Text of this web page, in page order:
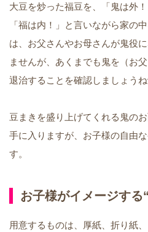
大豆を炒った福豆を、「鬼は外
「福は内！」と言いながら家の
は、お父さんやお母さんが鬼役
ませんが、あくまでも鬼を（お
退治することを確認しましょう
豆まきを盛り上げてくれる鬼の
手に入りますが、お子様の自由
す。
お子様がイメージする
用意するものは、厚紙、折り紙